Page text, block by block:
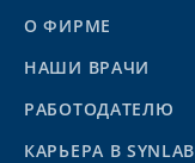
О ФИРМЕ
НАШИ ВРАЧИ
РАБОТОДАТЕЛЮ
КАРЬЕРА В SYNLAB